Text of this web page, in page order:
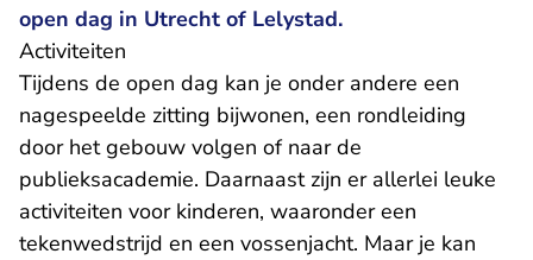
open dag in Utrecht of Lelystad.
Activiteiten
Tijdens de open dag kan je onder andere een
nagespeelde zitting bijwonen, een rondleiding
door het gebouw volgen of naar de
publieksacademie. Daarnaast zijn er allerlei leuke
activiteiten voor kinderen, waaronder een
tekenwedstrijd en een vossenjacht. Maar je kan